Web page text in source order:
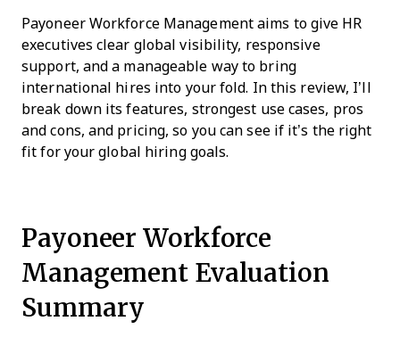
Payoneer Workforce Management aims to give HR
executives clear global visibility, responsive
support, and a manageable way to bring
international hires into your fold. In this review, I’ll
break down its features, strongest use cases, pros
and cons, and pricing, so you can see if it’s the right
fit for your global hiring goals.
Payoneer Workforce
Management Evaluation
Summary